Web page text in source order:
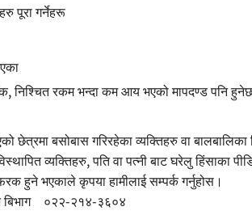
पूरा गर्नेहरू
निश्चित रकम भन्दा कम आय भएको मापदण्ड पनि
बसोबास गरिरहेका व्यक्तिहरु वा
व्यक्तिहरु, पति वा पत्नी बाट घरेलु हिंसाका
हुने भएकाले कृपया हामीलाई सम्पर्क गर्नुहोस।
बिभाग ०२२-२१४-३६०४